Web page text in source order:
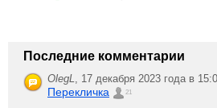
Последние комментарии
OlegL, 17 декабря 2023 года в
Перекличка 21